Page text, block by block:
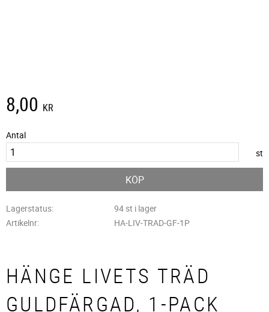
8,00 KR
Antal
st
KÖP
Lagerstatus
94 st i lager
Artikelnr
HA-LIV-TRAD-GF-1P
HÄNGE LIVETS TRÄD
GULDFÄRGAD, 1-PACK